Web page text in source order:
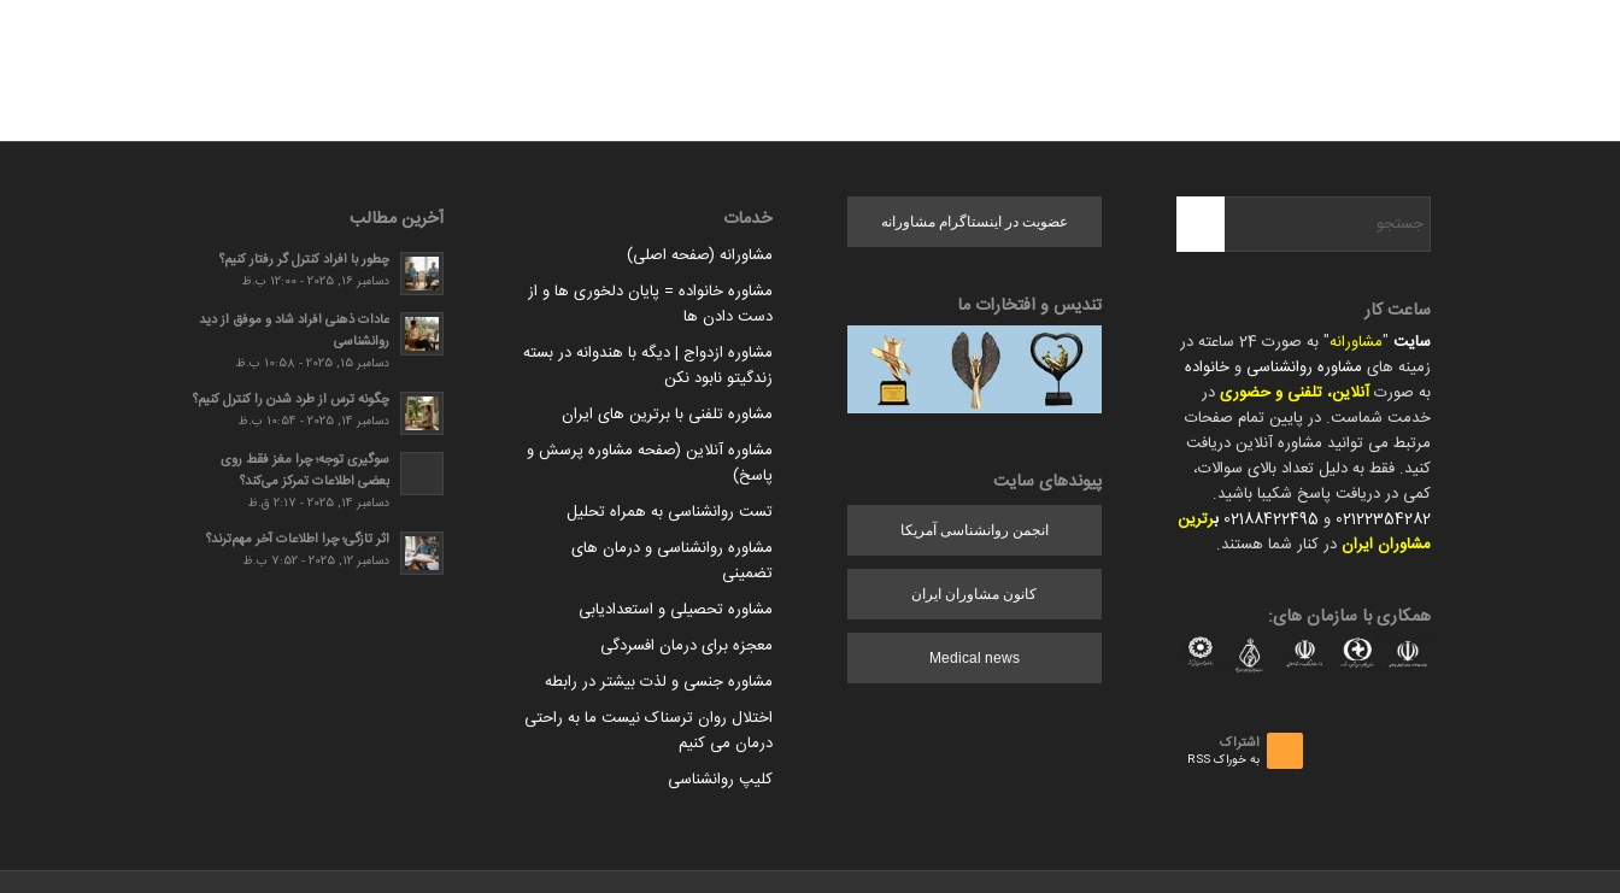
ساعت کار
سایت "مشاورانه
" به صورت 24 ساعته در
زمینه های مشاوره روانشناسی و خانواده
به صورتآنلاین، تلفنی و حضوریدر
خدمت شماست. در پایین تمام صفحات
مرتبط می توانید مشاوره آنلاین دریافت
کنید. فقط به دلیل تعداد بالای سوالات،
کمی در دریافت پاسخ شکیبا باشید.
02122354282 و 02188422495 برترین
مشاوران ایراندر کنار شما هستند.
همکاری با سازمان های:
اشتراک
به خوراک RSS
عضویت در اینستاگرام مشاورانه
تندیس و افتخارات ما
پیوندهای سایت
انجمن روانشناسی آمریکا
کانون مشاوران ایران
Medical news
خدمات
مشاورانه (صفحه اصلی)
مشاوره خانواده = پایان دلخوری ها و از
دست دادن ها
مشاوره ازدواج | دیگه با هندوانه در بسته
زندگیتو نابود نکن
مشاوره تلفنی با برترین های ایران
مشاوره آنلاین (صفحه مشاوره پرسش و
پاسخ)
تست روانشناسی به همراه تحلیل
مشاوره روانشناسی و درمان های
تضمینی
مشاوره تحصیلی و استعدادیابی
معجزه برای درمان افسردگی
مشاوره جنسی و لذت بیشتر در رابطه
اختلال روان ترسناک نیست ما به راحتی
درمان می کنیم
کلیپ روانشناسی
آخرین مطالب
چطور با افراد کنترل گر رفتار کنیم؟
دسامبر 16, 2025 - 12:00 ب.ظ
عادات ذهنی افراد شاد و موفق از دید
روانشناسی
دسامبر 15, 2025 - 10:58 ب.ظ
چگونه ترس از طرد شدن را کنترل کنیم؟
دسامبر 14, 2025 - 10:54 ب.ظ
سوگیری توجه؛ چرا مغز فقط روی
بعضی اطلاعات تمرکز می‌کند؟
دسامبر 14, 2025 - 2:17 ق.ظ
اثر تازگی؛ چرا اطلاعات آخر مهم‌ترند؟
دسامبر 12, 2025 - 7:52 ب.ظ